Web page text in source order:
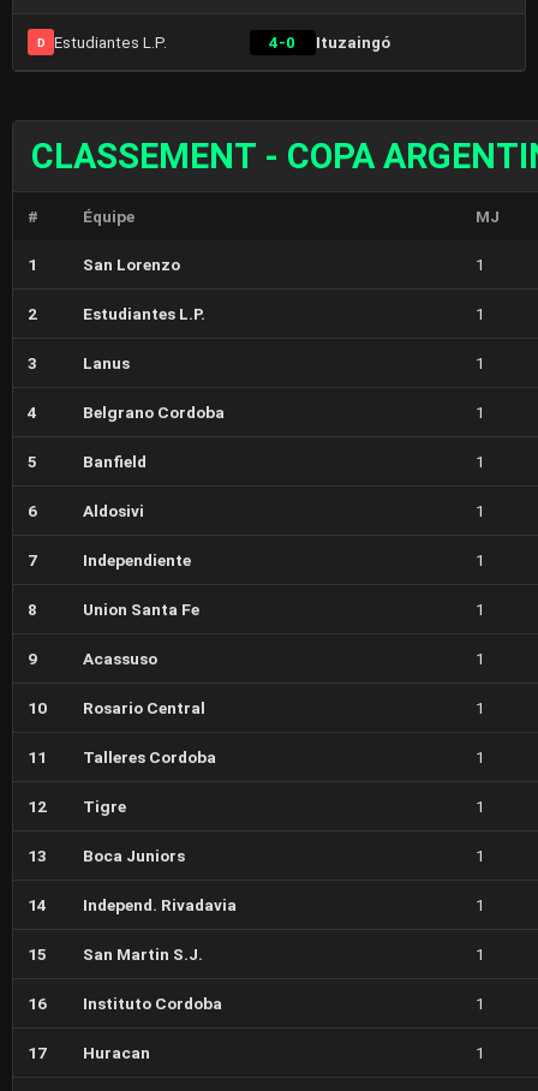
D Estudiantes L.P. 4-0 Ituzaingó
CLASSEMENT - COPA
# Équipe MJ
1 San Lorenzo 1
2 Estudiantes L.P. 1
3 Lanus 1
4 Belgrano Cordoba 1
5 Banfield 1
6 Aldosivi 1
7 Independiente 1
8 Union Santa Fe 1
9 Acassuso 1
10 Rosario Central 1
11 Talleres Cordoba 1
12 Tigre 1
13 Boca Juniors 1
14 Independ. Rivadavia 1
15 San Martin S.J. 1
16 Instituto Cordoba 1
17 Huracan 1